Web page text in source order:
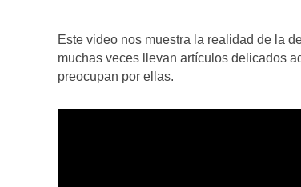
Este video nos muestra la realidad de la
muchas veces llevan artículos delicados
preocupan por ellas.